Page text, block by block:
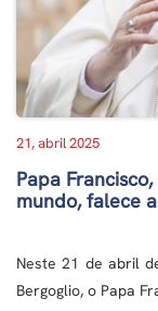
21, abril 2025
Papa
mundo, falece
Neste 21 de abril
Bergoglio, o Papa